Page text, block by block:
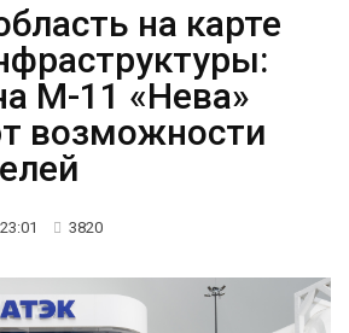
на карте
М-11 «Нева»
возможности
3820